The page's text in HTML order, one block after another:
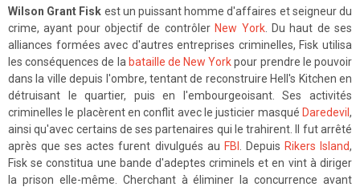
Wilson Grant Fisk est un puissant homme d'affaires et seigneur du
crime, ayant pour objectif de contrôler New York. Du haut de ses
alliances formées avec d'autres entreprises criminelles, Fisk utilisa
les conséquences de la bataille de New Yorkpour prendre le pouvoir
dans la ville depuis l'ombre, tentant de reconstruire Hell's Kitchen en
détruisant le quartier, puis en l'embourgeoisant. Ses activités
criminelles le placèrent en conflit avec le justicier masqué Daredevil ,
ainsi qu'avec certains de ses partenaires qui le trahirent. Il fut arrêté
après que ses actes furent divulgués au FBI . Depuis Rikers Island,
Fisk se constitua une bande d'adeptes criminels et en vint à diriger
la prison elle-même. Cherchant à éliminer la concurrence avant